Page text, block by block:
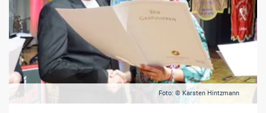
Foto: © Karsten Hintzmann